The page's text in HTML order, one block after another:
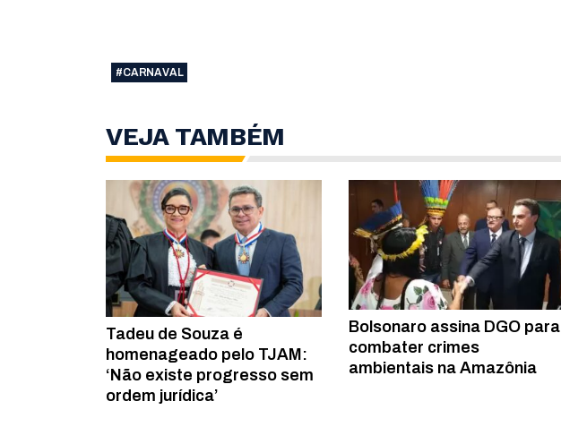
#CARNAVAL
VEJA TAMBÉM
Tadeu de Souza é
homenageado pelo TJAM:
‘Não existe progresso sem
ordem jurídica’
Bolsonaro assina DGO para
combater crimes
ambientais na Amazônia